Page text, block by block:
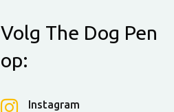
Volg The Dog Pen
op:
Instagram